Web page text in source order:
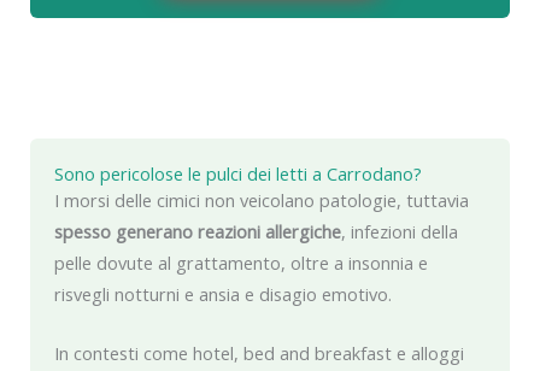
Sono pericolose le pulci dei letti a Carrodano?
I morsi delle cimici non veicolano patologie, tuttavia
spesso generano reazioni allergiche, infezioni della
pelle dovute al grattamento, oltre a insonnia e
risvegli notturni e ansia e disagio emotivo.
In contesti come hotel, bed and breakfast e alloggi